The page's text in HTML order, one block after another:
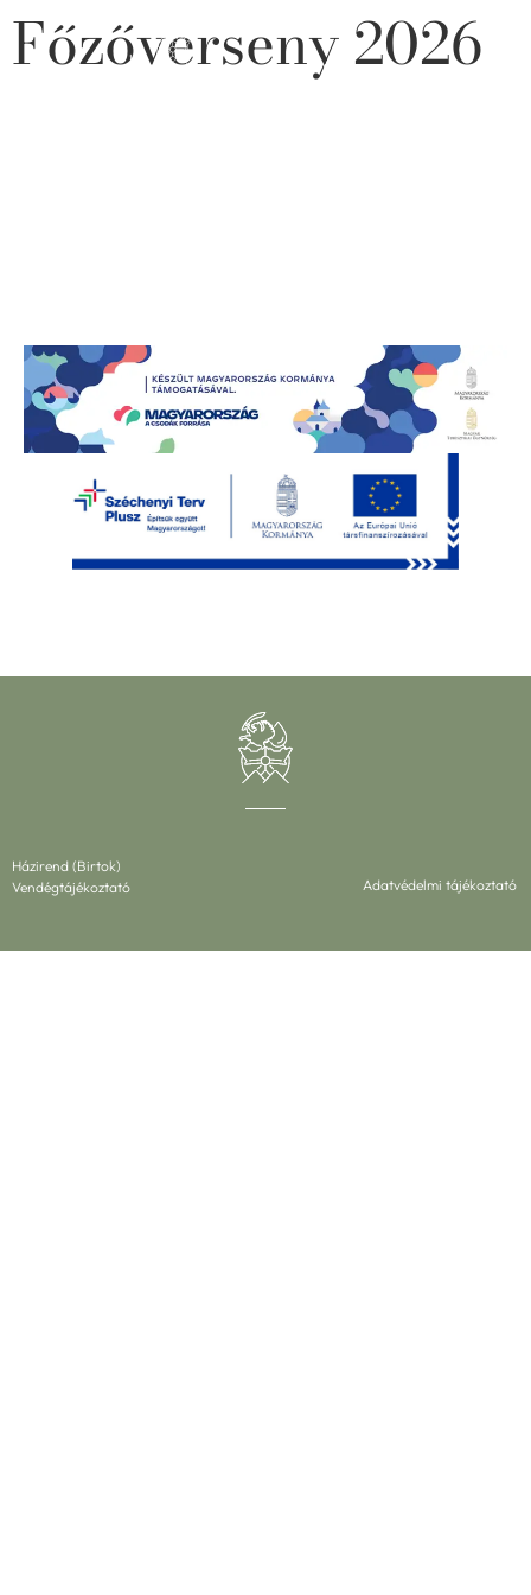
Főzőverseny 2026
Házirend (Birtok)
Vendégtájékoztató
Adatvédelmi tájékoztató